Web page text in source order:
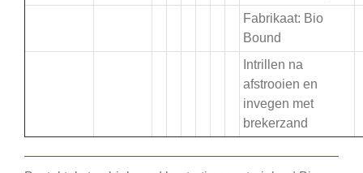
Fabrikaat: Bio
Bound
Intrillen na
afstrooien en
invegen met
brekerzand